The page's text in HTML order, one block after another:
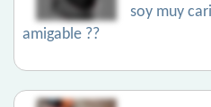
soy muy
amigable ??